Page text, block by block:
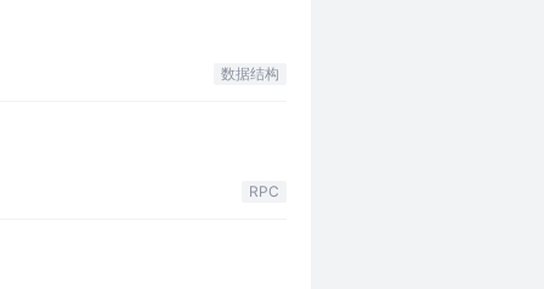
数据结构
RPC